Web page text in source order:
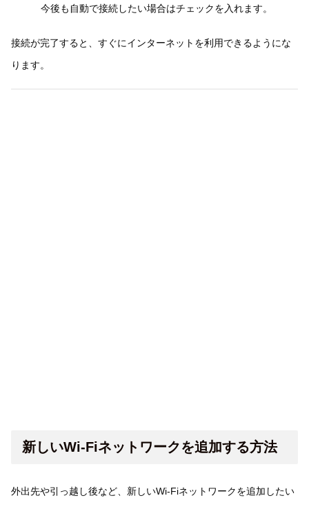
今後も自動で接続したい場合はチェックを入れます。
接続が完了すると、すぐにインターネットを利用できるようにな
ります。
新しいWi-Fiネットワークを追加する方法
外出先や引っ越し後など、新しいWi-Fiネットワークを追加したい